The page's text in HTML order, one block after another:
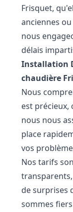
Frisquet,
anciennes
nous
délais
Installation
chaudière
Nous
est précieux,
nous nous
place
vos
Nos tarifs
de surprises
sommes